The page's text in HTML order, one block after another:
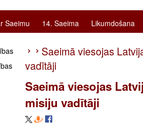
Saeimu 14. Saeima Likumdošana
Saeimā viesojas
vadītāji
Saeimā viesojas
misiju vadītāji